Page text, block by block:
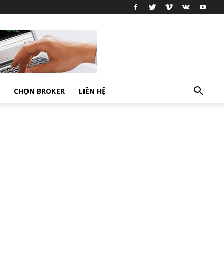
CHỌN BROKER LIÊN HỆ